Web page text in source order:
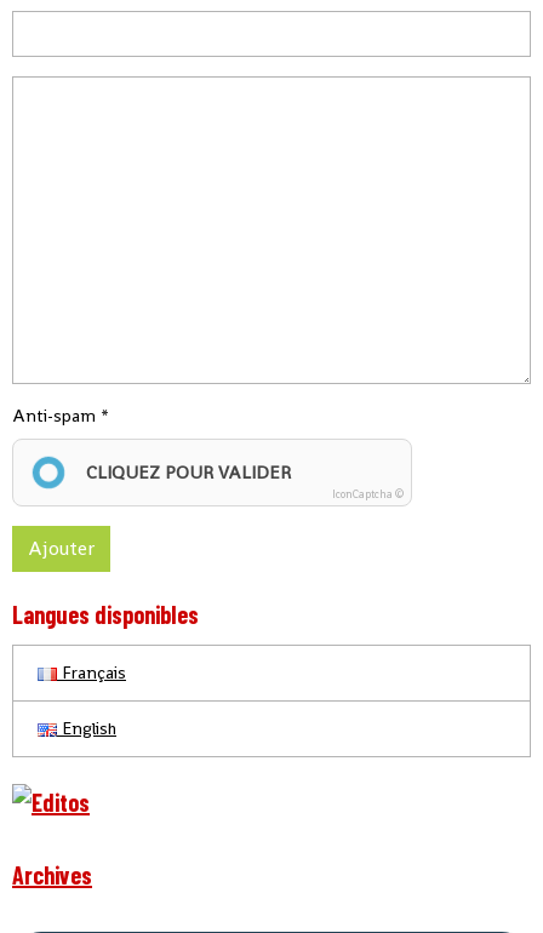
Anti-spam
CLIQUEZ POUR VALIDER
IconCaptcha ©
Ajouter
Langues disponibles
Français
English
Archives